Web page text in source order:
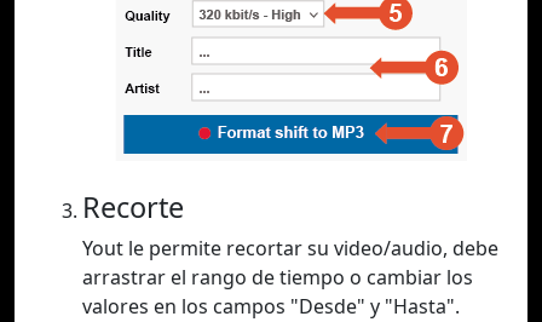
Recorte
Yout le permite recortar su video/audio, debe
arrastrar el rango de tiempo o cambiar los
valores en los campos "Desde" y "Hasta".